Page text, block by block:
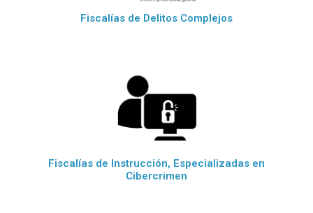
Fiscalías de Delitos Complejos
Fiscalías de Instrucción, Especializadas en
Cibercrimen